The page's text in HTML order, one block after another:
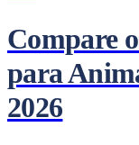
Compare
para
2026